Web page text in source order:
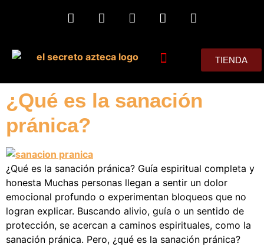
TIENDA
¿Qué es la sanación
pránica?
¿Qué es la sanación pránica? Guía espiritual completa y
honesta Muchas personas llegan a sentir un dolor
emocional profundo o experimentan bloqueos que no
logran explicar. Buscando alivio, guía o un sentido de
protección, se acercan a caminos espirituales, como la
sanación pránica. Pero, ¿qué es la sanación pránica?